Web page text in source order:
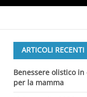
ARTICOLI RECENTI
Benessere olistico
per la mamma